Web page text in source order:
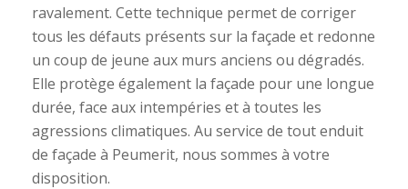
ravalement. Cette technique permet de corriger
tous les défauts présents sur la façade et redonne
un coup de jeune aux murs anciens ou dégradés.
Elle protège également la façade pour une longue
durée, face aux intempéries et à toutes les
agressions climatiques. Au service de tout enduit
de façade à Peumerit, nous sommes à votre
disposition.